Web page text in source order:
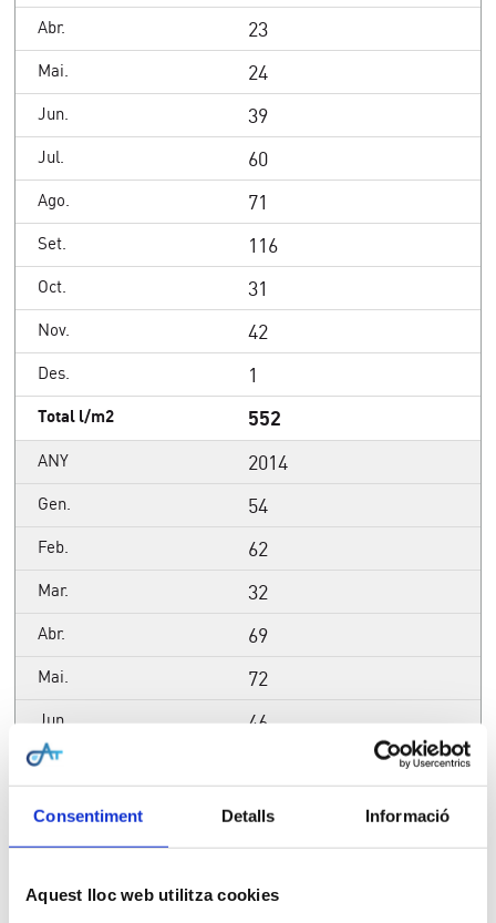
Consentiment Detalls Informació
Aquest lloc web utilitza cookies
23
24
39
60
71
116
31
42
1
552
2014
54
62
32
69
72
46
167
197
16